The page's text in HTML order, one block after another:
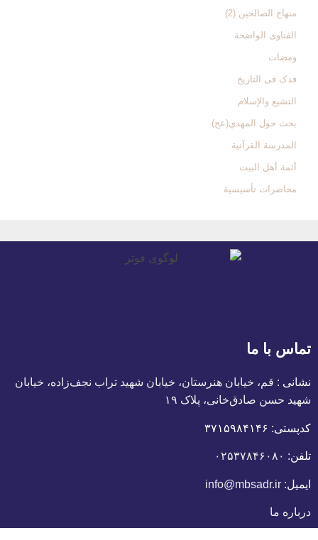
منهاج الصالحین (2)
الفتاوی الواضحة
ومضات
فدک فی التاریخ
التشیع والإسلام
بحث حول المهدي(عج)
المدرسة القرآنیة
أئمة أهل البیت
محاضرات تأسیسیة
تماس با ما
نشانی : قم، خیابان هنرستان، خیابان شهید تراب نجف‌زاده، خیابان
شهید حسن صادق‌خانی، پلاک ١٩
کدپستی:
تلفن: ۰۲۵۳۷۸۴۶۰۸۰
ایمیل: info@mbsadr.ir
درباره ما